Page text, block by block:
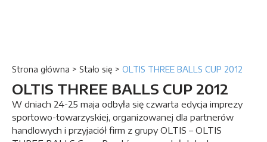
Strona główna > Stało się > OLTIS THREE BALLS CUP 2012
OLTIS THREE BALLS CUP 2012
W dniach 24-25 maja odbyła się czwarta edycja imprezy
sportowo-towarzyskiej, organizowanej dla partnerów
handlowych i przyjaciół firm z grupy OLTIS – OLTIS